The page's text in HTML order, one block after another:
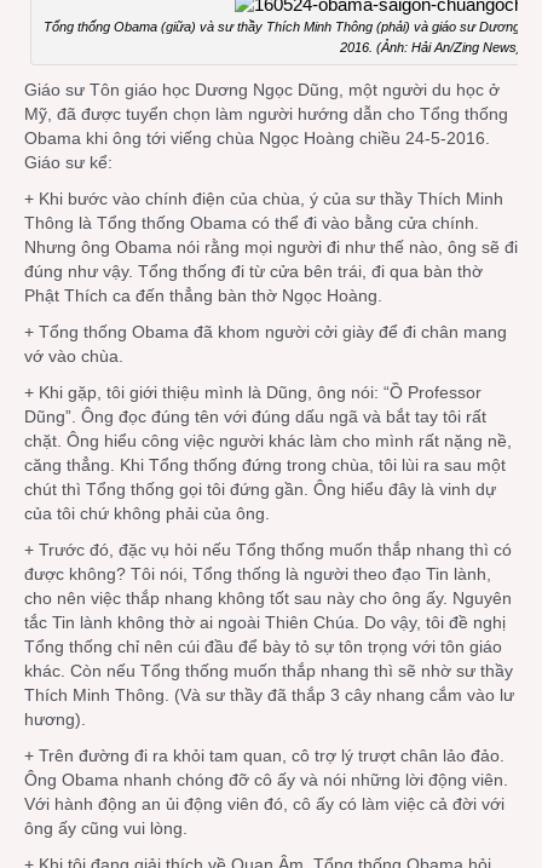
Tổng thống Obama (giữa) và sư thầy Thích Minh Thông (phải) và giáo sư Dương
2016. (Ảnh: Hải An/Zing News)
Giáo sư Tôn giáo học Dương Ngọc Dũng, một người du học ở
Mỹ, đã được tuyển chọn làm người hướng dẫn cho Tổng thống
Obama khi ông tới viếng chùa Ngọc Hoàng chiều 24-5-2016.
Giáo sư kể:
+ Khi bước vào chính điện của chùa, ý của sư thầy Thích Minh
Thông là Tổng thống Obama có thể đi vào bằng cửa chính.
Nhưng ông Obama nói rằng mọi người đi như thế nào, ông sẽ đi
đúng như vậy. Tổng thống đi từ cửa bên trái, đi qua bàn thờ
Phật Thích ca đến thẳng bàn thờ Ngọc Hoàng.
+ Tổng thống Obama đã khom người cởi giày để đi chân mang
vớ vào chùa.
+ Khi gặp, tôi giới thiệu mình là Dũng, ông nói: “Ồ Professor
Dũng”. Ông đọc đúng tên với đúng dấu ngã và bắt tay tôi rất
chặt. Ông hiểu công việc người khác làm cho mình rất nặng nề,
căng thẳng. Khi Tổng thống đứng trong chùa, tôi lùi ra sau một
chút thì Tổng thống gọi tôi đứng gần. Ông hiểu đây là vinh dự
của tôi chứ không phải của ông.
+ Trước đó, đặc vụ hỏi nếu Tổng thống muốn thắp nhang thì có
được không? Tôi nói, Tổng thống là người theo đạo Tin lành,
cho nên việc thắp nhang không tốt sau này cho ông ấy. Nguyên
tắc Tin lành không thờ ai ngoài Thiên Chúa. Do vậy, tôi đề nghị
Tổng thống chỉ nên cúi đầu để bày tỏ sự tôn trọng với tôn giáo
khác. Còn nếu Tổng thống muốn thắp nhang thì sẽ nhờ sư thầy
Thích Minh Thông. (Và sư thầy đã thắp 3 cây nhang cắm vào lư
hương).
+ Trên đường đi ra khỏi tam quan, cô trợ lý trượt chân lảo đảo.
Ông Obama nhanh chóng đỡ cô ấy và nói những lời động viên.
Với hành động an ủi động viên đó, cô ấy có làm việc cả đời với
ông ấy cũng vui lòng.